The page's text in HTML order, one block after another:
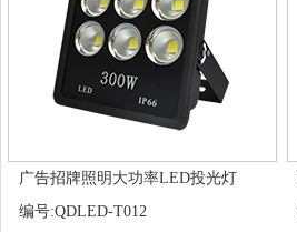
广告招牌照明大功率LED投光灯
编号:QDLED-T012